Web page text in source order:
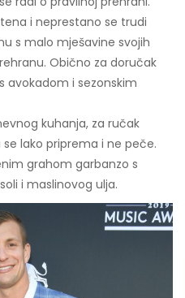
i neprestano se trudi
s malo mješavine svojih
Obično za doručak
avokadom i sezonskim
kuhanja, za ručak
lako priprema i ne peče.
grahom garbanzo s
i maslinovog ulja.